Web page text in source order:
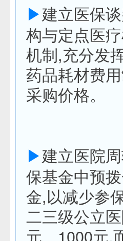
▶建立医保
构与定点医
机制,充分发
药品耗材费
采购价格。
▶建立医院
保基金中预
金,以减少参
二三级公立
元、1000元,